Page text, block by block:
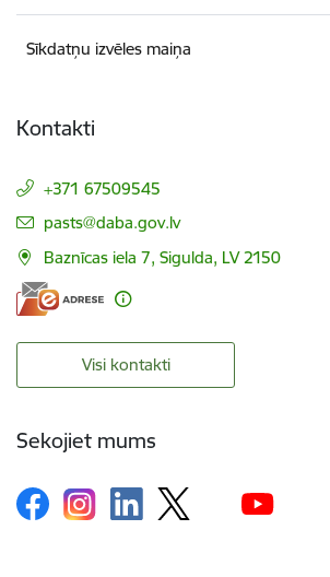
Sīkdatņu izvēles maiņa
Kontakti
+371 67509545
E-pasts:
pasts@daba.gov.lv
Baznīcas iela 7, Sigulda, LV 2150
Visi kontakti
Sekojiet mums